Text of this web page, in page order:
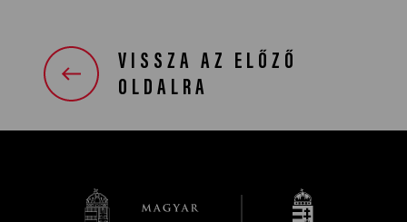
VISSZA AZ ELŐZŐ
OLDALRA